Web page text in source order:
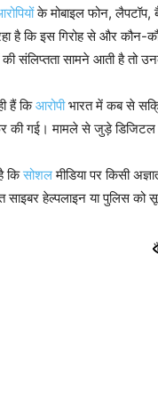
के मोबाइल फोन, लैपटॉप,
है कि इस गिरोह से और
संलिप्तता सामने आती है तो
हैं किआरोपीभारत में कब से
गई। मामले से जुड़े डिजिटल
किसोशलमीडिया पर किसी
साइबर हेल्पलाइन या पुलिस